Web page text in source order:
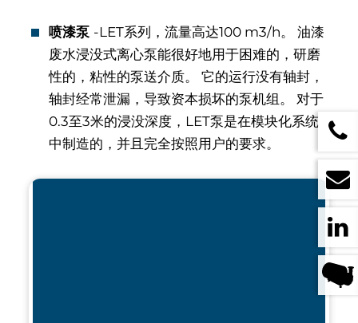
喷漆泵 -LET系列，流量高达100 m3/h。 油漆
废水浸没式离心泵能很好地用于困难的，研磨
性的，粘性的泵送介质。 它的运行没有轴封，
轴封经常泄漏，导致资本损坏的泵机组。 对于
0.3至3米的浸没深度，LET泵是在模块化系统
中制造的，并且完全按照用户的要求。